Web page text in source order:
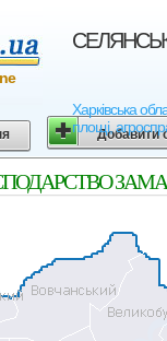
Харківська
площі,Добавити
ЗАМАЙ